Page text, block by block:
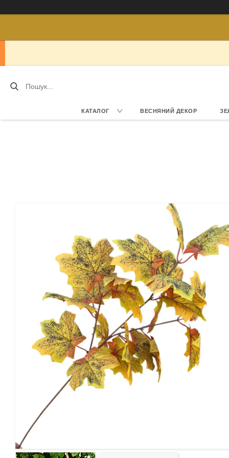
КАТАЛОГ ВЕСНЯНИЙ ДЕКОР